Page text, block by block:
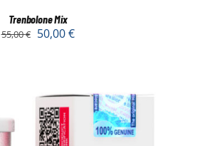
Trenbolone Mix
55,00€ 50,00€